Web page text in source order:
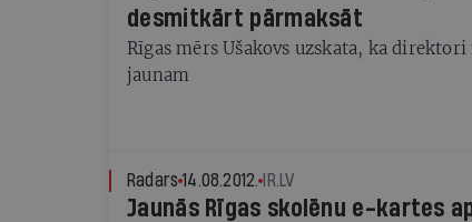
desmitkārt pārmaksāt
Rīgas mērs Ušakovs uzskata, ka
jaunam
Radars 14.08.2012. IR.LV
Jaunās Rīgas skolēnu e-kartes